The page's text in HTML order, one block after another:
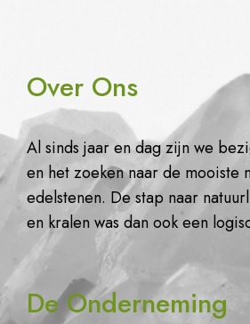
Over Ons
Al sinds jaar en dag zijn we
en het zoeken naar de mooiste
edelstenen. De stap naar
en kralen was dan ook een
De Onderneming